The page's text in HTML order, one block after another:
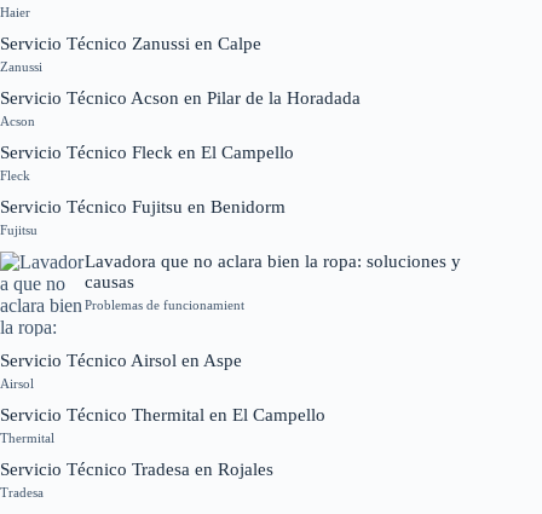
Haier
Servicio Técnico Zanussi en Calpe
Zanussi
Servicio Técnico Acson en Pilar de la Horadada
Acson
Servicio Técnico Fleck en El Campello
Fleck
Servicio Técnico Fujitsu en Benidorm
Fujitsu
Lavadora que no aclara bien la ropa: soluciones y
causas
Problemas de funcionamient
Servicio Técnico Airsol en Aspe
Airsol
Servicio Técnico Thermital en El Campello
Thermital
Servicio Técnico Tradesa en Rojales
Tradesa